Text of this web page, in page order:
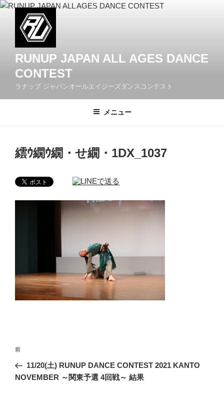
コ
ッ
RUNUP JAPAN ALL AGES DANCE
CONTEST
ラナップ ジャパンオールエイジーズダンスコンテスト
メニュー
繧ｳ繝ｳ繝・せ繝・1DX_1037
投
ナ
前
の
投
前
11/20(土) RUNUP DANCE CONTEST 2021 KANTO
NOVEMBER ～関東予選 4回戦～ 結果